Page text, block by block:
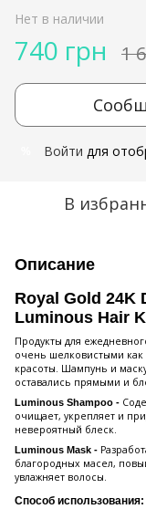
Нет в наличии
740 грн 1
Войти для
В
Описание
Royal Gold 24K
Luminous Hair
Продукты для
очень шелковистыми
красоты. Шампунь и
оставались прямыми и
Luminous Shampoo -
очищает, укрепляет и
невероятный блеск.
Luminous Mask -
благородных масел,
увлажняет волосы.
Способ использования: